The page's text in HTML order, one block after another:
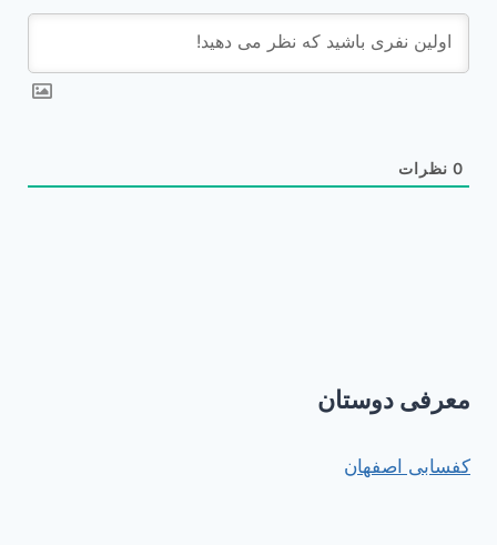
0 نظرات
معرفی دوستان
کفسابی اصفهان